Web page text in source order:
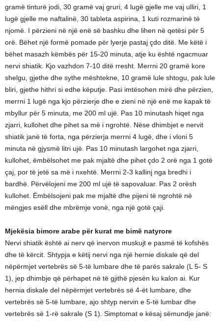
gramë tinturë jodi, 30 gramë vaj gruri, 4 lugë gjelle me vaj ulliri, 1
lugë gjelle me naftalinë, 30 tableta aspirina, 1 kuti rozmarinë të
njomë. I përzieni në një enë së bashku dhe lihen në qetësi për 5
orë. Bëhet një formë pomade për lyerje pastaj çdo ditë. Me këtë i
bëhet masazh këmbës për 15-20 minuta, atje ku është ngacmuar
nervi shiatik. Kjo vazhdon 7-10 ditë rresht. Merrni 20 gramë kore
shelgu, gjethe dhe sythe mështekne, 10 gramë lule shtogu, pak lule
bliri, gjethe hithri si edhe këputje. Pasi imtësohen mirë dhe përzien,
merrni 1 lugë nga kjo përzierje dhe e zieni në një enë me kapak të
mbyllur për 5 minuta, me 200 ml ujë. Pas 10 minutash hiqet nga
zjarri, kullohet dhe pihet sa më i ngrohtë. Nëse dhimbjet e nervit
shiatik janë të forta, nga përzierja merrni 4 lugë, dhe i vloni 5
minuta në gjysmë litri ujë. Pas 10 minutash largohet nga zjarri,
kullohet, ëmbëlsohet me pak mjaltë dhe pihet çdo 2 orë nga 1 gotë
çaj, por të jetë sa më i nxehtë. Merrni 2-3 kallinj nga bredhi i
bardhë. Përvëlojeni me 200 ml ujë të sapovaluar. Pas 2 orësh
kullohet. Ëmbëlsojeni pak me mjaltë dhe pijeni të ngrohtë në
mëngjes esëll dhe mbrëmje vonë, nga një gotë çaji.
Mjekësia bimore arabe për kurat me bimë natyrore
Nervi shiatik është ai nerv që inervon muskujt e pasmë të kofshës
dhe të kërcit. Shtypja e këtij nervi nga një hernie diskale që del
nëpërmjet vertebrës së 5-të lumbare dhe të parës sakrale (L 5- S
1), jep dhimbje që përhapet në të gjithë pjesën ku kalon ai. Kur
hernia diskale del nëpërmjet vertebrës së 4-ët lumbare, dhe
vertebrës së 5-të lumbare, ajo shtyp nervin e 5-të lumbar dhe
vertebrës së 1-rë sakrale (S 1). Simptomat e kësaj sëmundje janë: